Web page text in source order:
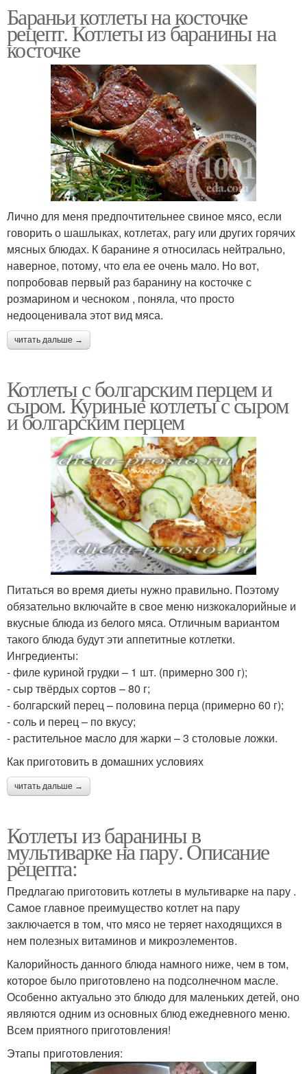
Бараньи котлеты на косточке
рецепт. Котлеты из баранины на
косточке
Лично для меня предпочтительнее свиное мясо, если
говорить о шашлыках, котлетах, рагу или других горячих
мясных блюдах. К баранине я относилась нейтрально,
наверное, потому, что ела ее очень мало. Но вот,
попробовав первый раз баранину на косточке с
розмарином и чесноком , поняла, что просто
недооценивала этот вид мяса.
читать дальше →
Котлеты с болгарским перцем и
сыром. Куриные котлеты с сыром
и болгарским перцем
Питаться во время диеты нужно правильно. Поэтому
обязательно включайте в свое меню низкокалорийные и
вкусные блюда из белого мяса. Отличным вариантом
такого блюда будут эти аппетитные котлетки.
Ингредиенты:
- филе куриной грудки – 1 шт. (примерно 300 г);
- сыр твёрдых сортов – 80 г;
- болгарский перец – половина перца (примерно 60 г);
- соль и перец – по вкусу;
- растительное масло для жарки – 3 столовые ложки.
Как приготовить в домашних условиях
читать дальше →
Котлеты из баранины в
мультиварке на пару. Описание
рецепта:
Предлагаю приготовить котлеты в мультиварке на пару .
Самое главное преимущество котлет на пару
заключается в том, что мясо не теряет находящихся в
нем полезных витаминов и микроэлементов.
Калорийность данного блюда намного ниже, чем в том,
которое было приготовлено на подсолнечном масле.
Особенно актуально это блюдо для маленьких детей, оно
являются одним из основных блюд ежедневного меню.
Всем приятного приготовления!
Этапы приготовления: